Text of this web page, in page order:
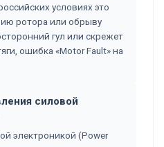
условиях это
ротора или обрыву
гул или скрежет
ошибка «Motor Fault» на
силовой
электроникой (Power